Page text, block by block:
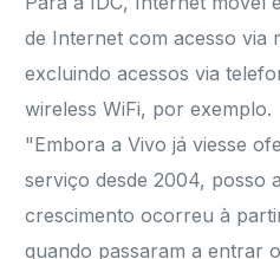
de Internet com acesso via
excluindo acessos via
wireless WiFi, por exemplo.
"Embora a Vivo já viesse
serviço desde 2004, posso
crescimento ocorreu à
quando passaram a entrar